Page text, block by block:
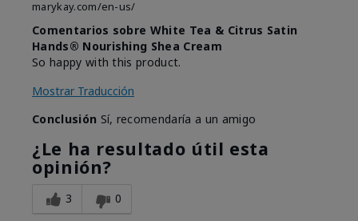
marykay.com/en-us/
Comentarios sobre White Tea & Citrus Satin
Hands® Nourishing Shea Cream
So happy with this product.
Mostrar Traducción
Conclusión Sí, recomendaría a un amigo
¿Le ha resultado útil esta
opinión?
3 0